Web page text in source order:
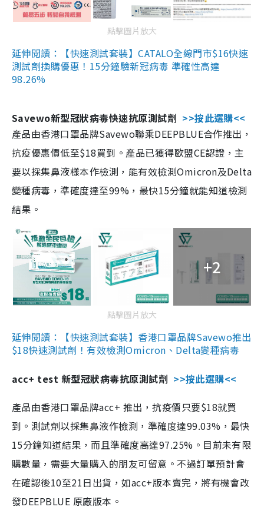
點擊圖片放大
延伸閱讀：【快速測試套裝】CATALO全線門市$16快速
測試劑換購優惠！15分鐘驗新冠病毒 準確性高達
98.26%
Savewo新型冠狀病毒快速抗原測試劑 >>按此選購<<
產品由香港口罩品牌Savewo聯乘DEEPBLUE合作推出，
抗疫優惠價低至$18買到。產品已獲得歐盟CE認證，主
要以採集鼻液樣本作檢測，能有效檢測Omicron及Delta
變種病毒，準確度達至99%，最快15分鐘就能知道檢測
結果。
+2
點擊圖片放大
延伸閱讀：【快速測試套裝】香港口罩品牌Savewo推出
$18快速測試劑！有效檢測Omicron、Delta變種病毒
acc+ test 新型冠狀病毒抗原測試劑 >>按此選購<<
產品由香港口罩品牌acc+ 推出，抗疫價只要$18就買
到。測試劑以採集鼻液作檢測，準確度達99.03%，最快
15分鐘知道結果，而且準確度高達97.25%。目前未有限
購數量，需要大量購入的朋友可留意。不過訂單預計會
在確認後10至21日出貨，如acc+版本賣完，將有機會改
發DEEPBLUE 原廠版本。